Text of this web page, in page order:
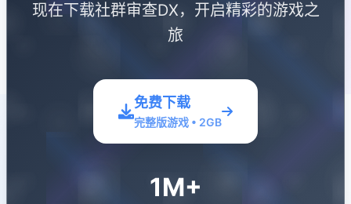
现在下载社群审查DX，开启精彩的游戏之
旅
免费下载
完整版游戏 • 2GB
1M+